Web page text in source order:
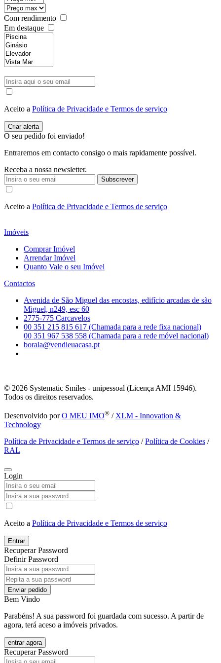
Com rendimento
Em destaque
Aceito a Política de Privacidade e Termos de serviço
O seu pedido foi enviado!
Entraremos em contacto consigo o mais rapidamente possível.
Receba a nossa newsletter.
Subscrever
Aceito a Política de Privacidade e Termos de serviço
Imóveis
Comprar Imóvel
Arrendar Imóvel
Quanto Vale o seu Imóvel
Contactos
Avenida de São Miguel das encostas, edifício arcadas de são
Miguel, n249, esc 60
2775-775 Carcavelos
00 351 215 815 617 (Chamada para a rede fixa nacional)
00 351 967 538 558 (Chamada para a rede móvel nacional)
borala@vendieuacasa.pt
© 2026 Systematic Smiles - unipessoal (Licença AMI 15946).
Todos os direitos reservados.
Desenvolvido porO MEU IMO® / XLM - Innovation &
Technology
Política de Privacidade e Termos de serviço /Política de Cookies /
RAL
Login
Aceito a Política de Privacidade e Termos de serviço
Entrar
Recuperar Password
Definir Password
Enviar pedido
Bem Vindo
Parabéns! A sua password foi guardada com sucesso. A partir de
agora, terá aceso a imóveis privados.
entrar agora
Recuperar Password